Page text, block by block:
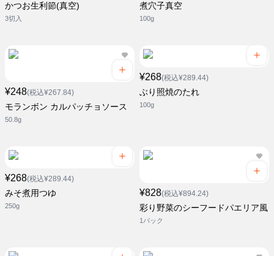
かつお生利節(真空)
3切入
煮穴子真空
100g
¥248(税込¥267.84)
モランボン カルパッチョソース
50.8g
¥268(税込¥289.44)
ぶり照焼のたれ
100g
¥268(税込¥289.44)
みそ煮用つゆ
250g
¥828(税込¥894.24)
彩り野菜のシーフードパエリア風
1パック